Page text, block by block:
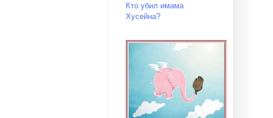
Кто убил имама
Хусейна?